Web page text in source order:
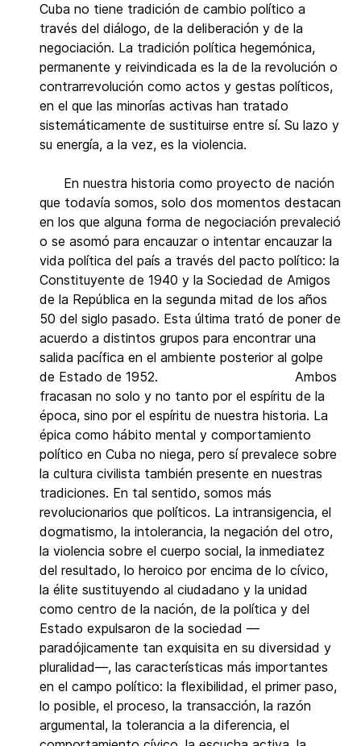
Cuba no tiene tradición de cambio político a
través del diálogo, de la deliberación y de la
negociación. La tradición política hegemónica,
permanente y reivindicada es la de la revolución o
contrarrevolución como actos y gestas políticos,
en el que las minorías activas han tratado
sistemáticamente de sustituirse entre sí. Su lazo y
su energía, a la vez, es la violencia.
En nuestra historia como proyecto de nación
que todavía somos, solo dos momentos destacan
en los que alguna forma de negociación prevaleció
o se asomó para encauzar o intentar encauzar la
vida política del país a través del pacto político: la
Constituyente de 1940 y la Sociedad de Amigos
de la República en la segunda mitad de los años
50 del siglo pasado. Esta última trató de poner de
acuerdo a distintos grupos para encontrar una
salida pacífica en el ambiente posterior al golpe
de Estado de 1952. Ambos
fracasan no solo y no tanto por el espíritu de la
época, sino por el espíritu de nuestra historia. La
épica como hábito mental y comportamiento
político en Cuba no niega, pero sí prevalece sobre
la cultura civilista también presente en nuestras
tradiciones. En tal sentido, somos más
revolucionarios que políticos. La intransigencia, el
dogmatismo, la intolerancia, la negación del otro,
la violencia sobre el cuerpo social, la inmediatez
del resultado, lo heroico por encima de lo cívico,
la élite sustituyendo al ciudadano y la unidad
como centro de la nación, de la política y del
Estado expulsaron de la sociedad —
paradójicamente tan exquisita en su diversidad y
pluralidad—, las características más importantes
en el campo político: la flexibilidad, el primer paso,
lo posible, el proceso, la transacción, la razón
argumental, la tolerancia a la diferencia, el